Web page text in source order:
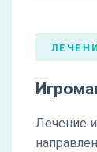
Лечение